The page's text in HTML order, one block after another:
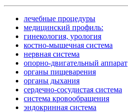
лечебные процедуры
медицинский профиль:
гинекология, урология
костно-мышечная система
нервная система
опорно-двигательный аппарат
органы пищеварения
органы дыхания
сердечно-сосудистая система
система кровообращения
эндокринная система